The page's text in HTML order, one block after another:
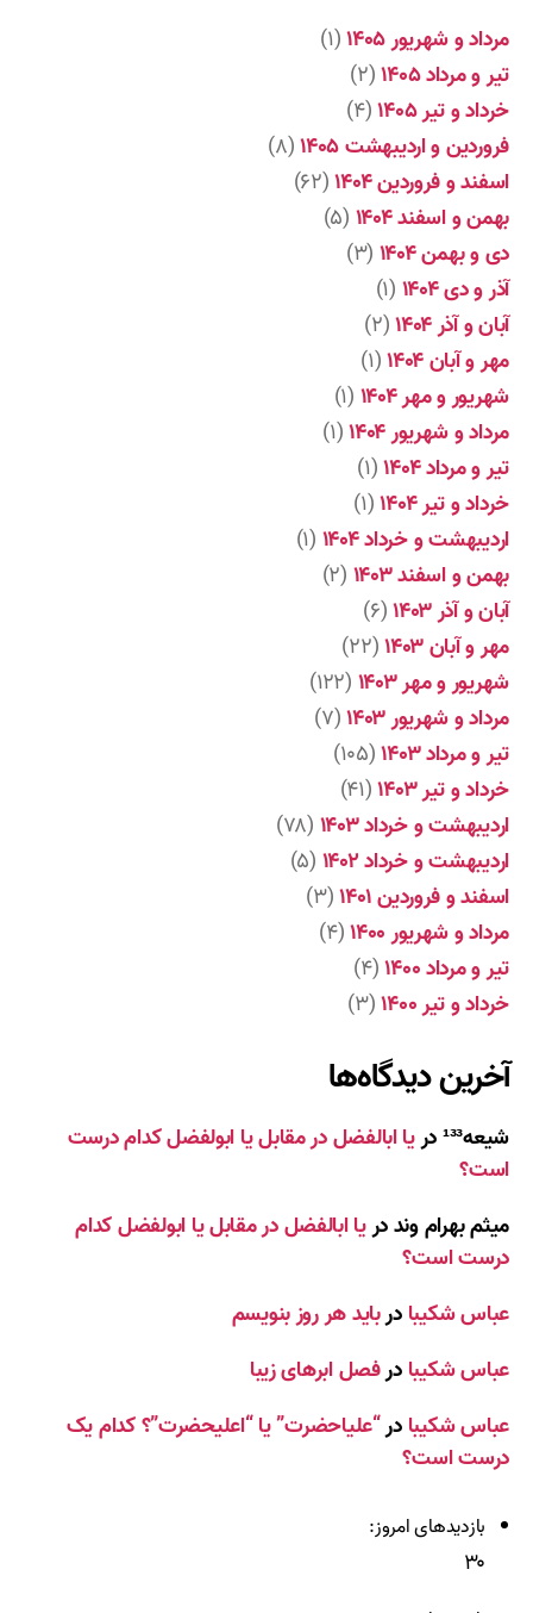
مرداد و شهریور ۱۴۰۵
(۱)
تیر و مرداد ۱۴۰۵
(۲)
خرداد و تیر ۱۴۰۵
(۴)
فروردین و اردیبهشت ۱۴۰۵
(۸)
اسفند و فروردین ۱۴۰۴
(۶۲)
بهمن و اسفند ۱۴۰۴
(۵)
دی و بهمن ۱۴۰۴
(۳)
آذر و دی ۱۴۰۴
(۱)
آبان و آذر ۱۴۰۴
(۲)
مهر و آبان ۱۴۰۴
(۱)
شهریور و مهر ۱۴۰۴
(۱)
مرداد و شهریور ۱۴۰۴
(۱)
تیر و مرداد ۱۴۰۴
(۱)
خرداد و تیر ۱۴۰۴
(۱)
اردیبهشت و خرداد ۱۴۰۴
(۱)
بهمن و اسفند ۱۴۰۳
(۲)
آبان و آذر ۱۴۰۳
(۶)
مهر و آبان ۱۴۰۳
(۲۲)
شهریور و مهر ۱۴۰۳
(۱۲۲)
مرداد و شهریور ۱۴۰۳
(۷)
تیر و مرداد ۱۴۰۳
(۱۰۵)
خرداد و تیر ۱۴۰۳
(۴۱)
اردیبهشت و خرداد ۱۴۰۳
(۷۸)
اردیبهشت و خرداد ۱۴۰۲
(۵)
اسفند و فروردین ۱۴۰۱
(۳)
مرداد و شهریور ۱۴۰۰
(۴)
تیر و مرداد ۱۴۰۰
(۴)
خرداد و تیر ۱۴۰۰
(۳)
آخرین دیدگاه‌ها
شیعه¹³³ دریا ابالفضل در مقابل یا ابولفضل کدام درست
است؟
میثم بهرام ونددریا ابالفضل در مقابل یا ابولفضل کدام
درست است؟
عباس شکیبا درباید هر روز بنویسم
عباس شکیبا درفصل ابرهای زیبا
عباس شکیبا در“علیاحضرت” یا “اعلیحضرت”؟ کدام یک
درست است؟
بازدیدهای امروز:
۳۰